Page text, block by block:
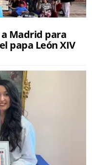
Madrid para
papa León XIV